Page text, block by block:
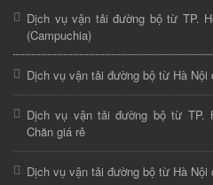
Dịch vụ vận tải đường bộ từ TP.
(Campuchia)
Dịch vụ vận tải đường bộ từ Hà Nội
Dịch vụ vận tải đường bộ từ TP.
Chăn giá rẻ
Dịch vụ vận tải đường bộ từ Hà Nội